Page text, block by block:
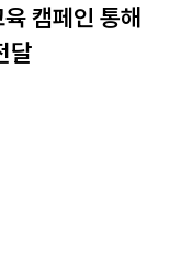
캠페인 통해
달